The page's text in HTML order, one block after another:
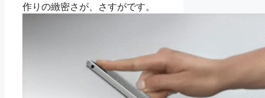
作りの緻密さが、さすがです。